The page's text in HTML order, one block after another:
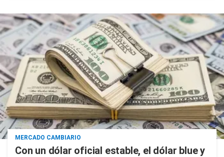
MERCADO CAMBIARIO
Con un dólar oficial estable, el dólar blue y